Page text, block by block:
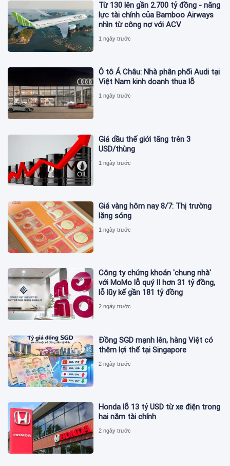
Từ 130 lên gần 2.700 tỷ đồng - năng
lực tài chính của Bamboo Airways
nhìn từ công nợ với ACV
1 ngày trước
Ô tô Á Châu: Nhà phân phối Audi tại
Việt Nam kinh doanh thua lỗ
1 ngày trước
Giá dầu thế giới tăng trên 3
USD/thùng
1 ngày trước
Giá vàng hôm nay 8/7: Thị trường
lặng sóng
1 ngày trước
Công ty chứng khoán 'chung nhà'
với MoMo lỗ quý II hơn 31 tỷ đồng,
lỗ lũy kế gần 181 tỷ đồng
2 ngày trước
Đồng SGD mạnh lên, hàng Việt có
thêm lợi thế tại Singapore
2 ngày trước
Honda lỗ 13 tỷ USD từ xe điện trong
hai năm tài chính
2 ngày trước